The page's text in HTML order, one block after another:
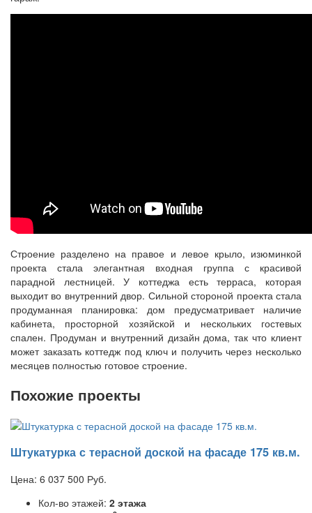
Строение разделено на правое и левое крыло, изюминкой
проекта стала элегантная входная группа с красивой
парадной лестницей. У коттеджа есть терраса, которая
выходит во внутренний двор. Сильной стороной проекта стала
продуманная планировка: дом предусматривает наличие
кабинета, просторной хозяйской и нескольких гостевых
спален. Продуман и внутренний дизайн дома, так что клиент
может заказать коттедж под ключ и получить через несколько
месяцев полностью готовое строение.
Похожие проекты
Штукатурка с терасной доской на фасаде 175 кв.м.
Цена: 6 037 500 Руб.
Кол-во этажей: 2 этажа